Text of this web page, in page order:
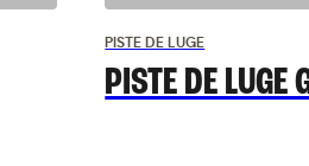
PISTE DE LUGE
PISTE DE LUGE